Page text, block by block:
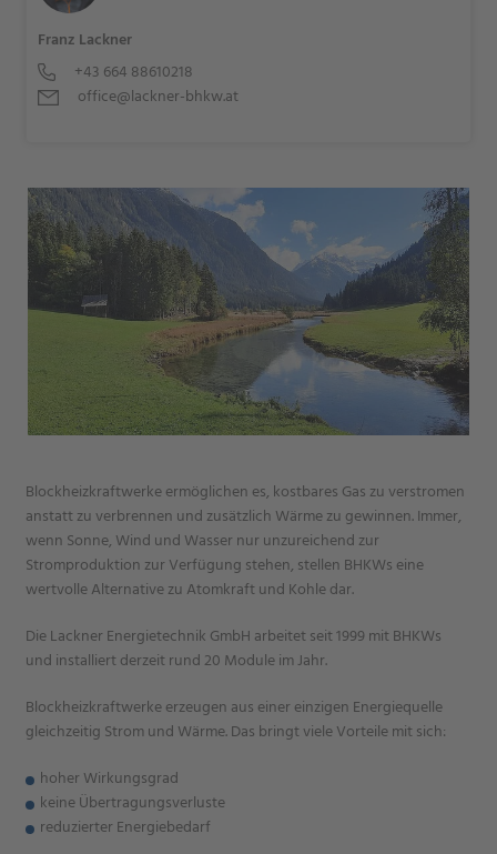
Franz Lackner
+43 664 88610218
office@lackner-bhkw.at
Blockheizkraftwerke ermöglichen es, kostbares Gas zu verstromen
anstatt zu verbrennen und zusätzlich Wärme zu gewinnen. Immer,
wenn Sonne, Wind und Wasser nur unzureichend zur
Stromproduktion zur Verfügung stehen, stellen BHKWs eine
wertvolle Alternative zu Atomkraft und Kohle dar.
Die Lackner Energietechnik GmbH arbeitet seit 1999 mit BHKWs
und installiert derzeit rund 20 Module im Jahr.
Blockheizkraftwerke erzeugen aus einer einzigen Energiequelle
gleichzeitig Strom und Wärme. Das bringt viele Vorteile mit sich:
hoher Wirkungsgrad
keine Übertragungsverluste
reduzierter Energiebedarf